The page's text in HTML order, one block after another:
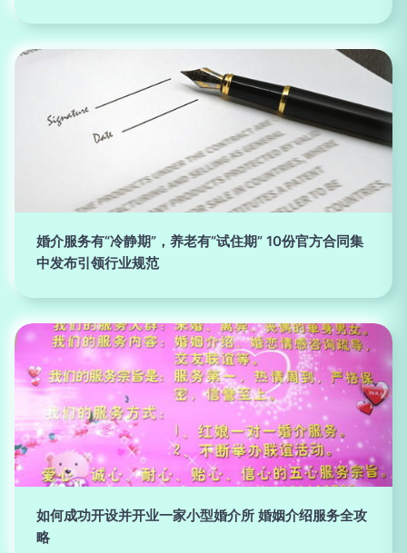
婚介服务有“冷静期”，养老有“试住期” 10份官方合同集
中发布引领行业规范
如何成功开设并开业一家小型婚介所 婚姻介绍服务全攻
略